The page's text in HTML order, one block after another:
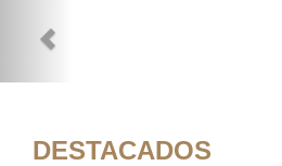
DESTACADOS